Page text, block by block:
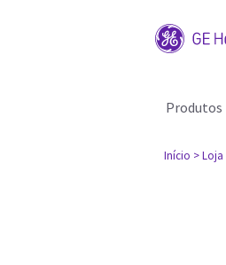
Produtos
Início > Loja